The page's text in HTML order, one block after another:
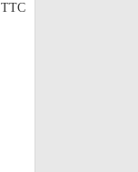
TTC